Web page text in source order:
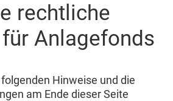
rechtliche
Anlagefonds
Hinweise und die
am Ende dieser Seite